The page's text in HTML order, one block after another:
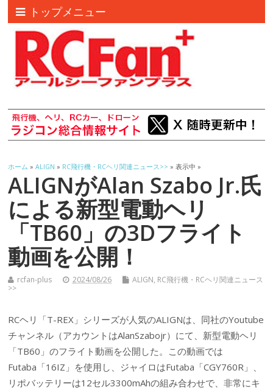
トップメニュー
ホーム »ALIGN » RC飛行機・RCヘリ関連ニュース>> » 表示中 »
ALIGNがAlan Szabo Jr.氏
による新型電動ヘリ
「TB60」の3Dフライト
動画を公開！
rcfan-plus 2024/08/26 ALIGN, RC飛行機・RCヘリ関連ニュース
>>
RCヘリ「T-REX」シリーズが人気のALIGNは、同社のYoutube
チャンネル（アカウントはAlanSzabojr）にて、新型電動ヘリ
「TB60」のフライト動画を公開した。この動画では
Futaba「16IZ」を使用し、ジャイロはFutaba「CGY760R」、
リポバッテリーは12セル3300mAhの組み合わせで、非常にキ